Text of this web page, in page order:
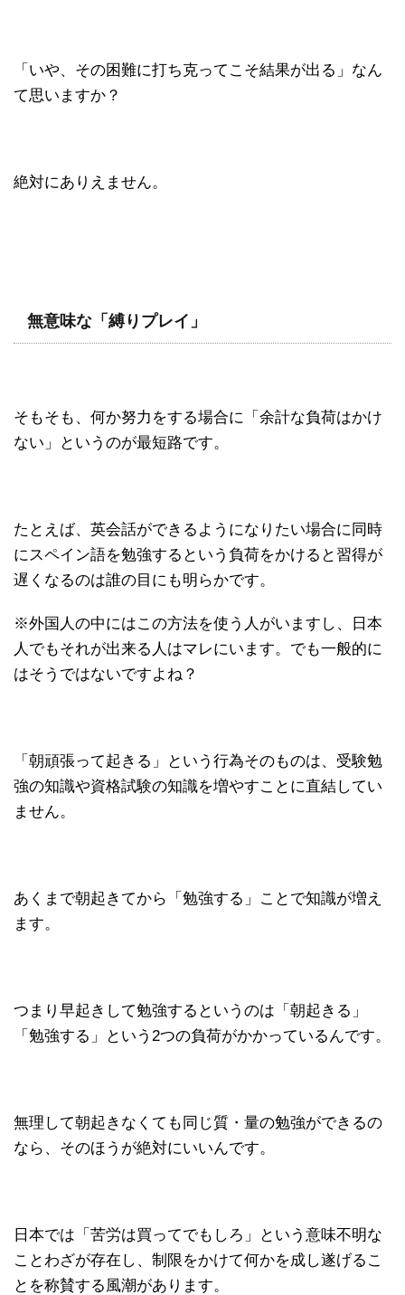
「いや、その困難に打ち克ってこそ結果が出る」なん
て思いますか？
絶対にありえません。
無意味な「縛りプレイ」
そもそも、何か努力をする場合に「余計な負荷はかけ
ない」というのが最短路です。
たとえば、英会話ができるようになりたい場合に同時
にスペイン語を勉強するという負荷をかけると習得が
遅くなるのは誰の目にも明らかです。
※外国人の中にはこの方法を使う人がいますし、日本
人でもそれが出来る人はマレにいます。でも一般的に
はそうではないですよね？
「朝頑張って起きる」という行為そのものは、受験勉
強の知識や資格試験の知識を増やすことに直結してい
ません。
あくまで朝起きてから「勉強する」ことで知識が増え
ます。
つまり早起きして勉強するというのは「朝起きる」
「勉強する」という2つの負荷がかかっているんです。
無理して朝起きなくても同じ質・量の勉強ができるの
なら、そのほうが絶対にいいんです。
日本では「苦労は買ってでもしろ」という意味不明な
ことわざが存在し、制限をかけて何かを成し遂げるこ
とを称賛する風潮があります。